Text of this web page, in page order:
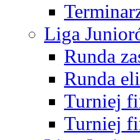
Liga
Runda
Runda
Turniej
Turniej